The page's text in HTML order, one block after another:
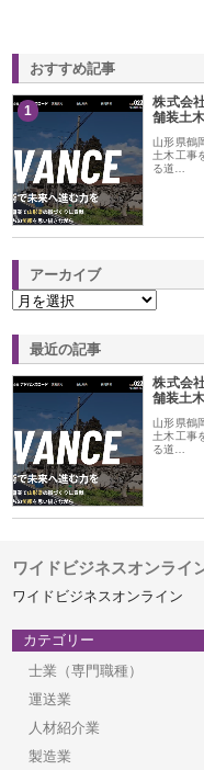
おすすめ記事
1
株式会
舗装土
山形県鶴
土木工事
る道…
アーカイブ
最近の記事
株式会
舗装土
山形県鶴
土木工事
る道…
ワイドビジネスオンライ
ワイドビジネスオンライン
カテゴリー
士業（専門職種）
運送業
人材紹介業
製造業